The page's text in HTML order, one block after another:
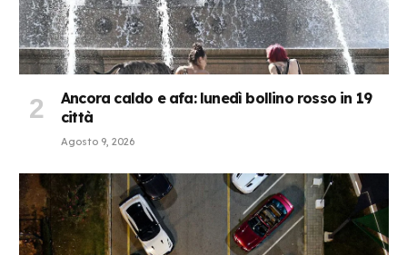
Ancora caldo e afa: lunedì bollino rosso in 19
città
Agosto 9, 2026